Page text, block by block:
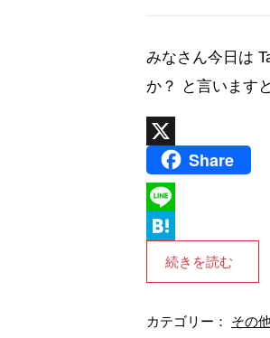
みなさん今日は
か？ と言います
Share
L
n
e
a
続きを読む
カテゴリー： その